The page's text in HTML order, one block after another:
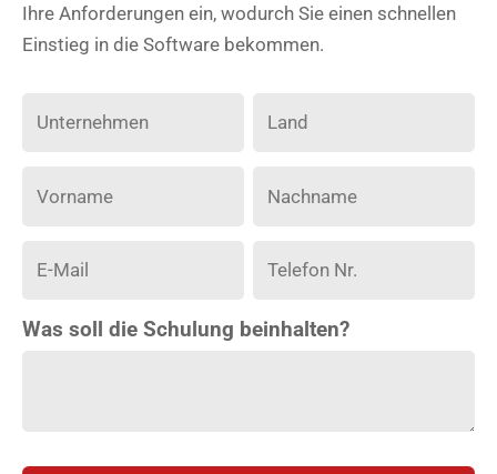
Ihre Anforderungen ein, wodurch Sie einen schnellen
Einstieg in die Software bekommen.
Was soll die Schulung beinhalten?